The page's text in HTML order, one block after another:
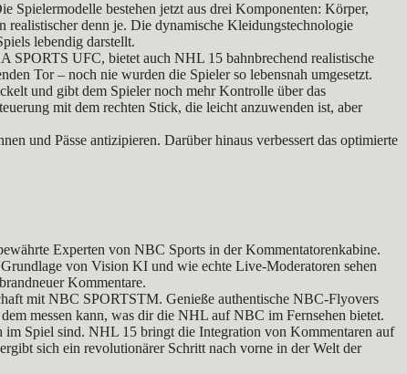
Spielermodelle bestehen jetzt aus drei Komponenten: Körper,
denn je. Die dynamische Kleidungstechnologie
lebendig darstellt.
SPORTS UFC, bietet auch NHL 15 bahnbrechend realistische
Tor – noch nie wurden die Spieler so lebensnah umgesetzt.
und gibt dem Spieler noch mehr Kontrolle über das
mit dem rechten Stick, die leicht anzuwenden ist, aber
und Pässe antizipieren. Darüber hinaus verbessert das optimierte
Experten von NBC Sports in der Kommentatorenkabine.
von Vision KI und wie echte Live-Moderatoren sehen
Kommentare.
mit NBC SPORTSTM. Genieße authentische NBC-Flyovers
messen kann, was dir die NHL auf NBC im Fernsehen bietet.
Spiel sind. NHL 15 bringt die Integration von Kommentaren auf
sich ein revolutionärer Schritt nach vorne in der Welt der